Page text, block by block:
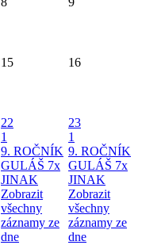
15 16
22
1
9. ROČNÍK
GULÁŠ 7x
JINAK
Zobrazit
všechny
záznamy ze
dne
23
1
9. ROČNÍK
GULÁŠ 7x
JINAK
Zobrazit
všechny
záznamy ze
dne